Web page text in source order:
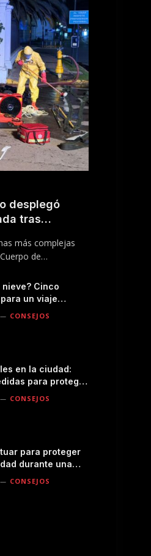
desplegó
tras
más complejas
de
nieve? Cinco
un viaje
CONSEJOS
en la ciudad:
para proteger
CONSEJOS
para proteger
durante una
público
CONSEJOS